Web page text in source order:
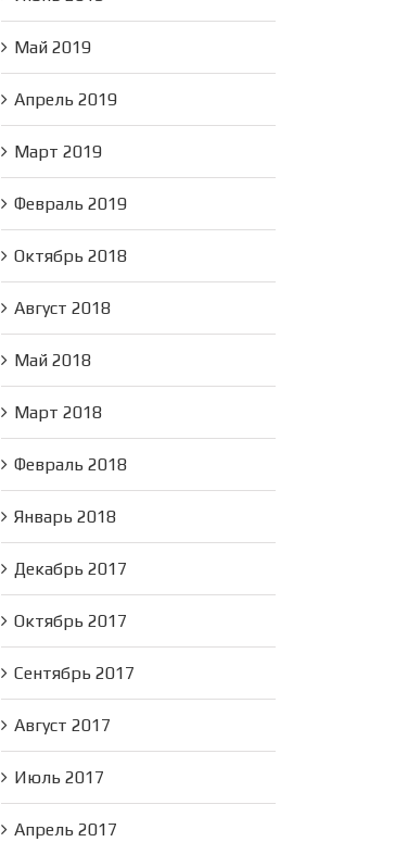
Май 2019
Апрель 2019
Март 2019
Февраль 2019
Октябрь 2018
Август 2018
Май 2018
Март 2018
Февраль 2018
Январь 2018
Декабрь 2017
Октябрь 2017
Сентябрь 2017
Август 2017
Июль 2017
Апрель 2017